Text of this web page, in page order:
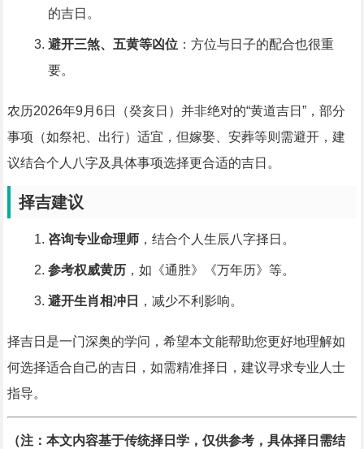
的吉日。
避开三煞、五黄等凶位：方位与日子的配合也很重
要。
农历2026年9月6日（癸亥日）并非绝对的“黄道吉日”，部分
事项（如祭祀、出行）适宜，但嫁娶、安葬等则需避开，建
议结合个人八字及具体事项选择更合适的吉日。
择吉建议
咨询专业命理师，结合个人生辰八字择日。
参考权威黄历，如《通胜》《万年历》等。
避开生肖相冲日 ，减少不利影响。
择吉日是一门深奥的学问，希望本文能帮助您更好地理解如
何选择适合自己的吉日，如需精准择日，建议寻求专业人士
指导。
（注：本文内容基于传统择日学，仅供参考，具体择日需结